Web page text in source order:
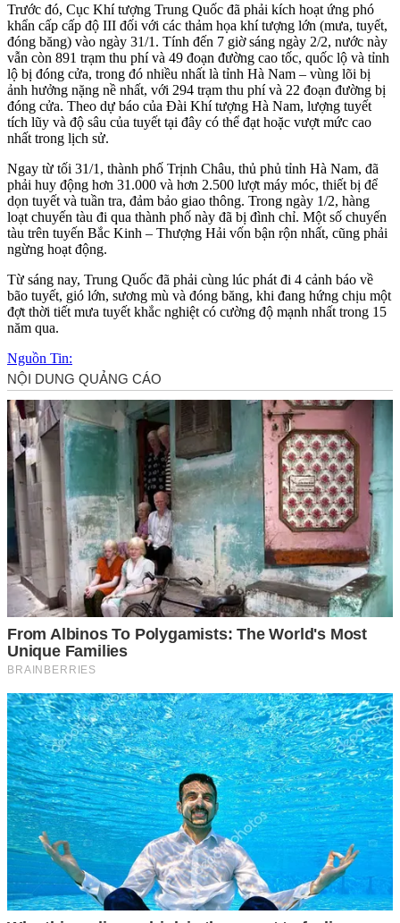
Trước đó, Cục Khí tượng Trung Quốc đã phải kích hoạt ứng phó
khẩn cấp cấp độ III đối với các thảm họa khí tượng lớn (mưa, tuyết,
đóng băng) vào ngày 31/1. Tính đến 7 giờ sáng ngày 2/2, nước này
vẫn còn 891 trạm thu phí và 49 đoạn đường cao tốc, quốc lộ và tỉnh
lộ bị đóng cửa, trong đó nhiều nhất là tỉnh Hà Nam – vùng lõi bị
ảnh hưởng nặng nề nhất, với 294 trạm thu phí và 22 đoạn đường bị
đóng cửa. Theo dự báo của Đài Khí tượng Hà Nam, lượng tuyết
tích lũy và độ sâu của tuyết tại đây có thể đạt hoặc vượt mức cao
nhất trong lịch sử.
Ngay từ tối 31/1, thành phố Trịnh Châu, thủ phủ tỉnh Hà Nam, đã
phải huy động hơn 31.000 và hơn 2.500 lượt máy móc, thiết bị để
dọn tuyết và tuần tra, đảm bảo giao thông. Trong ngày 1/2, hàng
loạt chuyến tàu đi qua thành phố này đã bị đình chỉ. Một số chuyến
tàu trên tuyến Bắc Kinh – Thượng Hải vốn bận rộn nhất, cũng phải
ngừng hoạt động.
Từ sáng nay, Trung Quốc đã phải cùng lúc phát đi 4 cảnh báo về
bão tuyết, gió lớn, sương mù và đóng băng, khi đang hứng chịu một
đợt thời tiết mưa tuyết khắc nghiệt có cường độ mạnh nhất trong 15
năm qua.
Nguồn Tin: